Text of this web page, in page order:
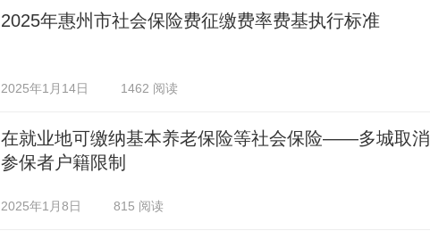
2025年惠州市社会保险费征缴费率费基执行标准
2025年1月14日 1462 阅读
在就业地可缴纳基本养老保险等社会保险——多城取消
参保者户籍限制
2025年1月8日 815 阅读